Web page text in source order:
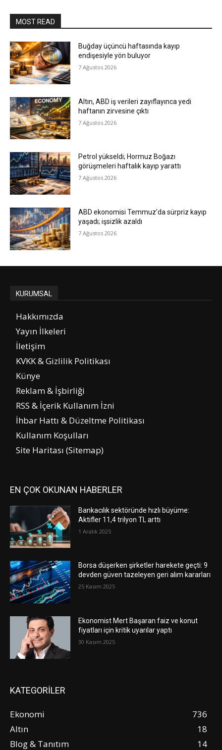
MOST READ
Buğday üçüncü haftasında kayıp
endişesiyle yön buluyor
7 Ağustos 2026
Altın, ABD iş verileri zayıflayınca yedi
haftanın zirvesine çıktı
7 Ağustos 2026
Petrol yükseldi; Hormuz Boğazı
görüşmeleri haftalık kayıp yarattı
7 Ağustos 2026
ABD ekonomisi Temmuz’da sürpriz kayıp
yaşadı; işsizlik azaldı
7 Ağustos 2026
KURUMSAL
Hakkımızda
Yayın İlkeleri
İletişim
KVKK & Gizlilik Politikası
Künye
Reklam & İşbirliği
RSS & İçerik Kullanım İzni
İhbar Hattı & Düzeltme Politikası
Kullanım Koşulları
Site Haritası (Sitemap)
EN ÇOK OKUNAN HABERLER
Bankacılık sektöründe hızlı büyüme:
Aktifler 11,4 trilyon TL arttı
1 Aralık 2025
Borsa düşerken şirketler harekete geçti: 9
devden güven tazeleyen geri alım kararları
25 Kasım 2025
Ekonomist Mert Başaran faiz ve konut
fiyatları için kritik uyarılar yaptı
30 Kasım 2025
KATEGORİLER
Ekonomi
736
Altın
18
Blog & Tanıtım
14